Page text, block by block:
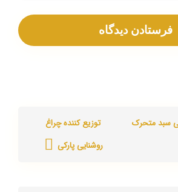
سبد متحرک
توزیع کننده چراغ
روشنایی پارکی